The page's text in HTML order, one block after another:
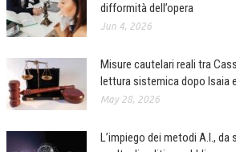
TAX RISK MANAGEMENT
CFC E PARADISI FISCALI
TRANSFER PRICING
PRASSI
difformità dell’opera
Jun 4, 2026
Misure cautelari reali tra
lettura sistemica dopo Isaia
May 28, 2026
L’impiego dei metodi A.I.,